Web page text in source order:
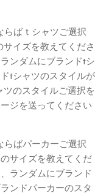
らばｔシャツご選択
イズを教えてくださ
ンダムにブランドtシ
tシャツのスタイルが
のスタイルご選択を
ジを送ってください
らばパーカーご選択
サイズを教えてくだ
ランダムにブランド
ンドパーカーのスタ